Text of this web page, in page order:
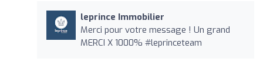
leprince Immobilier
Merci pour votre message ! Un grand
MERCI X 1000% #leprinceteam